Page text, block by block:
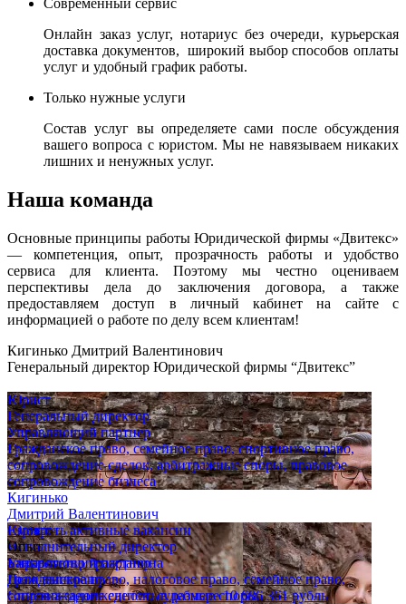
Онлайн заказ услуг, нотариус без очереди, курьерская
доставка документов, широкий выбор способов оплаты
услуг и удобный график работы.
Только нужные услуги
Состав услуг вы определяете сами после обсуждения
вашего вопроса с юристом. Мы не навязываем никаких
лишних и ненужных услуг.
Наша команда
Основные принципы работы Юридической фирмы «Двитекс»
— компетенция, опыт, прозрачность работы и удобство
сервиса для клиента. Поэтому мы честно оцениваем
перспективы дела до заключения договора, а также
предоставляем доступ в личный кабинет на сайте с
информацией о работе по делу всем клиентам!
Кигинько Дмитрий Валентинович
Генеральный директор Юридической фирмы “Двитекс”
Юрист
Генеральный директор
Управляющий партнер
Гражданское право, семейное право, спортивное право,
сопровождение сделок, арбитражные споры, правовое
сопровождение бизнеса
Кигинько
Дмитрий Валентинович
Юрист
Исполнительный директор
Управляющий партнер
Гражданское право, налоговое право, семейное право,
сопровождение сделок, судебные споры
Смотреть активные вакансии
Опыт
Банкротство гражданина
Дело выиграно
Списана задолженность в размере 10 686 361 рубль